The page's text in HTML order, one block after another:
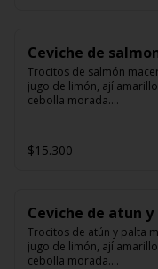
Ceviche de
Trocitos de salmón
jugo de limón, ají
cebolla morada.
$15.300
Ceviche de atun
Trocitos de atún y palta
jugo de limón, ají
cebolla morada.